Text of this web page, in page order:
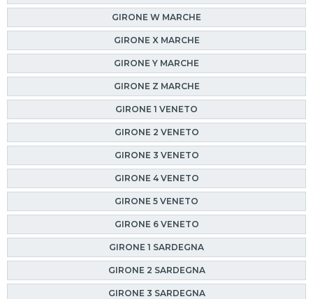
GIRONE W MARCHE
GIRONE X MARCHE
GIRONE Y MARCHE
GIRONE Z MARCHE
GIRONE 1 VENETO
GIRONE 2 VENETO
GIRONE 3 VENETO
GIRONE 4 VENETO
GIRONE 5 VENETO
GIRONE 6 VENETO
GIRONE 1 SARDEGNA
GIRONE 2 SARDEGNA
GIRONE 3 SARDEGNA